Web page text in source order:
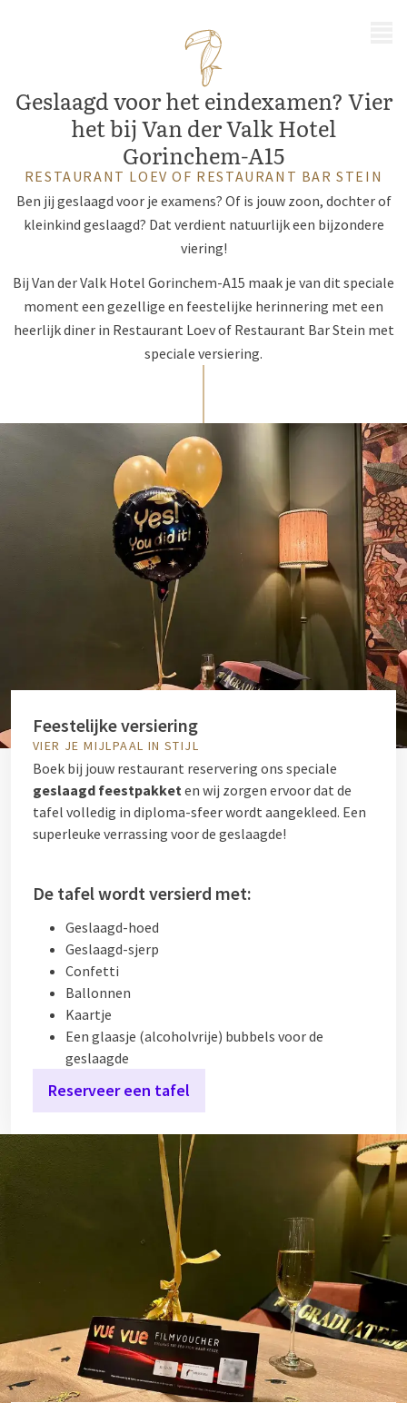
Geslaagd voor het eindexamen? Vier
het bij Van der Valk Hotel
Gorinchem-A15
RESTAURANT LOEV OF RESTAURANT BAR STEIN
Ben jij geslaagd voor je examens? Of is jouw zoon, dochter of
kleinkind geslaagd? Dat verdient natuurlijk een bijzondere
viering!
Bij Van der Valk Hotel Gorinchem-A15 maak je van dit speciale
moment een gezellige en feestelijke herinnering met een
heerlijk diner in Restaurant Loev of Restaurant Bar Stein met
speciale versiering.
Feestelijke versiering
VIER JE MIJLPAAL IN STIJL
Boek bij jouw restaurant reservering ons speciale
geslaagd feestpakketen wij zorgen ervoor dat de
tafel volledig in diploma-sfeer wordt aangekleed. Een
superleuke verrassing voor de geslaagde!
De tafel wordt versierd met:
Geslaagd-hoed
Geslaagd-sjerp
Confetti
Ballonnen
Kaartje
Een glaasje (alcoholvrije) bubbels voor de
geslaagde
Reserveer een tafel